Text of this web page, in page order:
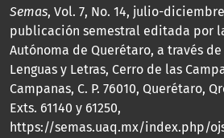
Semas, Vol. 7, No. 14, julio-
publicación semestral editada por
Autónoma de Querétaro, a través
Lenguas y Letras, Cerro de las
Campanas, C. P. 76010, Querétaro,
Exts. 61140 y 61250,
https://semas.uaq.mx/index.php/